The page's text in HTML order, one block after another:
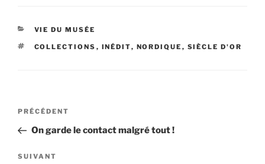
CATÉGORIES
VIE DU MUSÉE
ÉTIQUETTES
COLLECTIONS , INÉDIT, NORDIQUE , SIÈCLE D'OR
Navigation
l’article
Article
précédent
PRÉCÉDENT
On garde le contact malgré tout !
Article
SUIVANT